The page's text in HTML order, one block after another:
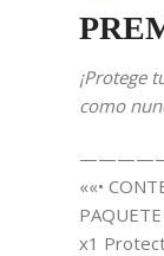
¡Protege
como
««•
PAQUETE
x1